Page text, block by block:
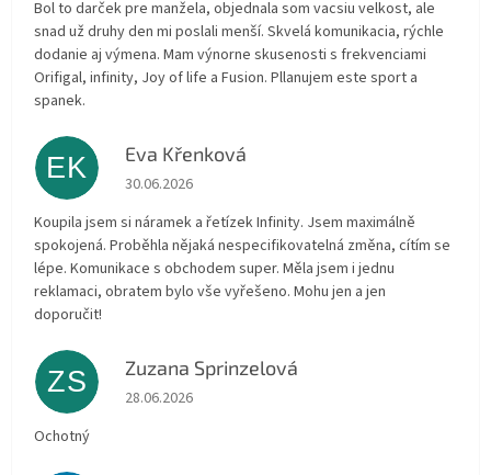
Bol to darček pre manžela, objednala som vacsiu velkost, ale
snad už druhy den mi poslali menší. Skvelá komunikacia, rýchle
dodanie aj výmena. Mam výnorne skusenosti s frekvenciami
Orifigal, infinity, Joy of life a Fusion. Pllanujem este sport a
spanek.
EK Eva Křenková
Die Shop-Bewertung beträgt 5 von 5 Sternen.
30.06.2026
Koupila jsem si náramek a řetízek Infinity. Jsem maximálně
spokojená. Proběhla nějaká nespecifikovatelná změna, cítím se
lépe. Komunikace s obchodem super. Měla jsem i jednu
reklamaci, obratem bylo vše vyřešeno. Mohu jen a jen
doporučit!
ZS Zuzana Sprinzelová
Die Shop-Bewertung beträgt 5 von 5 Sternen.
28.06.2026
Ochotný